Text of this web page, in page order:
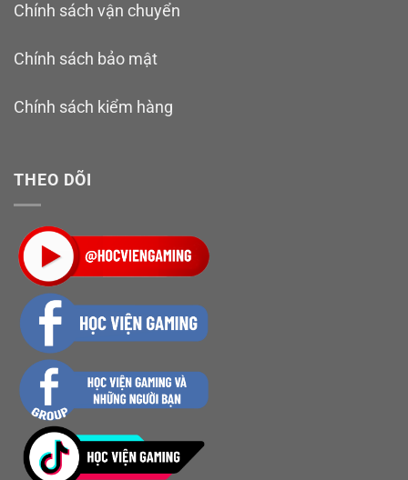
Email công việc, quảng
cáo:hocviengaming2021@gmail.com
Chính sách vận chuyển
Chính sách bảo mật
Chính sách kiểm hàng
THEO DÕI